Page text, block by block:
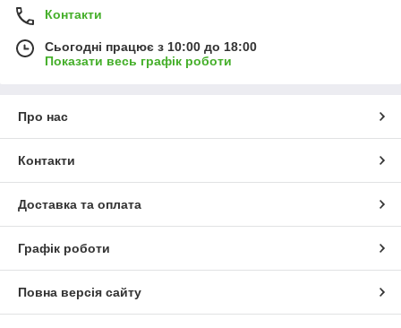
Контакти
Сьогодні працює з 10:00 до 18:00
Показати весь графік роботи
Про нас
Контакти
Доставка та оплата
Графік роботи
Повна версія сайту